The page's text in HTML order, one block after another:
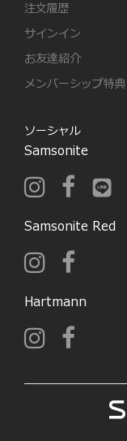
注文履歴
サインイン
お友達紹介
メンバーシップ特典
ソーシャル
Samsonite
Samsonite Red
Hartmann